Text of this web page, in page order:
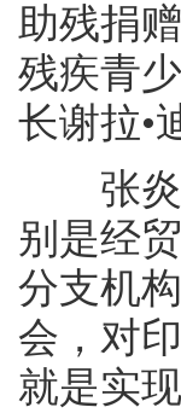
助残捐
残疾青
长谢拉•
张炎
别是经
分支机
会，对
就是实